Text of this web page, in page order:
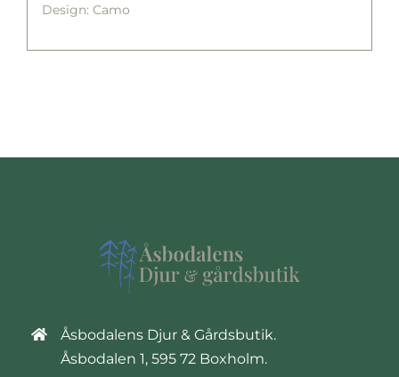
Design: Camo
Åsbodalens Djur & Gårdsbutik.
Åsbodalen 1, 595 72 Boxholm.